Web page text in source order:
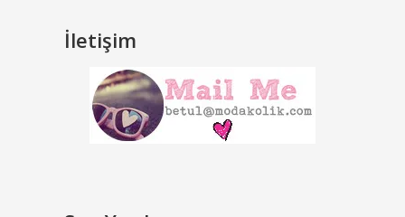
İletişim